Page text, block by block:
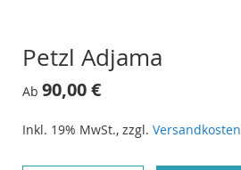
Petzl Adjama
Ab 90,00 €
Inkl. 19% MwSt., zzgl. Versandkosten